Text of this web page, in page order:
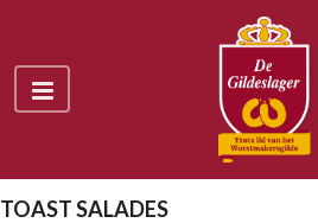
TOAST SALADES